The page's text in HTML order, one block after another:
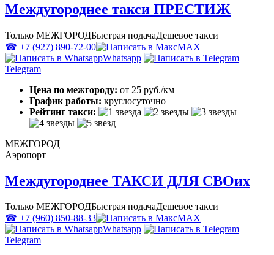
Междугороднее такси ПРЕСТИЖ
Только МЕЖГОРОДБыстрая подачаДешевое такси
☎ +7 (927) 890-72-00
MAX
Whatsapp
Telegram
Цена по межгороду: от 25 руб./км
График работы: круглосуточно
Рейтинг такси:
МЕЖГОРОД
Аэропорт
Междугороднее ТАКСИ ДЛЯ СВОих
Только МЕЖГОРОДБыстрая подачаДешевое такси
☎ +7 (960) 850-88-33
MAX
Whatsapp
Telegram